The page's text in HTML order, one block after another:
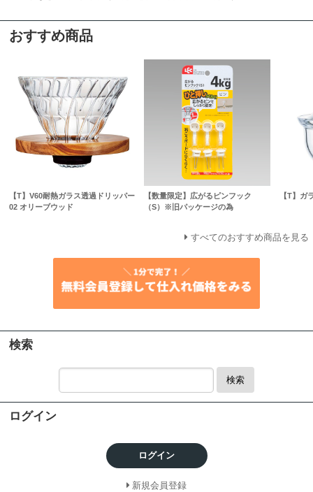
おすすめ商品
【T】V60耐熱ガラス透過ドリッパー
02 オリーブウッド
【数量限定】広がるピンフック
（S）※旧パッケージの為
【T】ガ
すべてのおすすめ商品を見る
検索
検索
ログイン
ログイン
新規会員登録